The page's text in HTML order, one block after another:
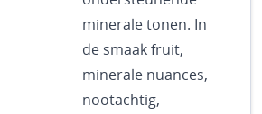
minerale tonen. In
de smaak fruit,
minerale nuances,
nootachtig,